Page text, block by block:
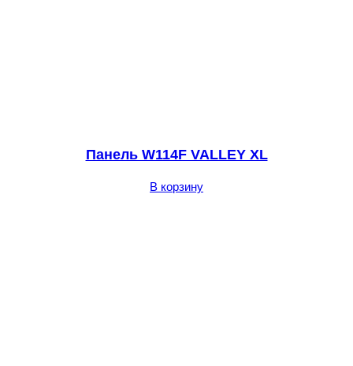
Панель W114F VALLEY XL
В корзину